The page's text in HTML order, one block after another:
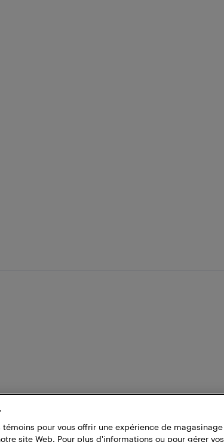
pour vous offrir une expérience de magasinage
site Web. Pour plus d'informations ou pour gérer vos